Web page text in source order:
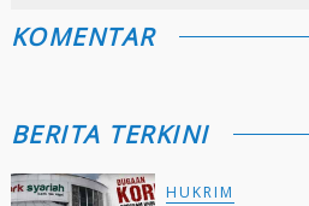
KOMENTAR
BERITA TERKINI
HUKRIM